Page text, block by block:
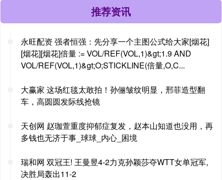
推荐资讯
永旺配资 强者恒强：先分享一个主图公式给大家[烟花]
[烟花][烟花]倍量 := VOL/REF(VOL,1)&gt;1.9 AND
VOL/REF(VOL,1)&gt;O;STICKLINE(倍量,O,C...
大赢家 这场红毯太敢拍！孙俪皱纹明显，邢菲造型翻
车，高圆圆发际线抢镜
天创网 赵珈萱重度抑郁症复发，赵本山知道也没用，再
多钱也无济于事_球球_内心_困境
瑞和网 双冠王! 王曼昱4-2力克孙颖莎夺WTT女单冠军,
决胜局轰出11-2